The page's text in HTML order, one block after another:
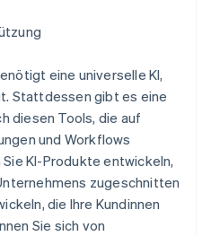
eine universelle KI,
Stattdessen gibt es eine
diesen Tools, die auf
und Workflows
KI-Produkte entwickeln,
zugeschnitten
die Ihre Kundinnen
Sie sich von